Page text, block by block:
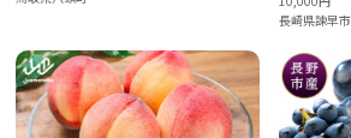
長崎県諫早市